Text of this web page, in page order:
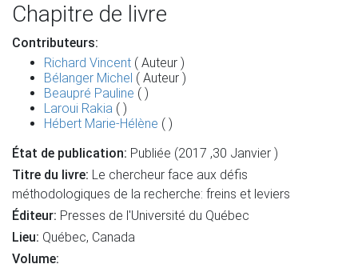
Chapitre de livre
Contributeurs:
Richard Vincent ( Auteur )
Bélanger Michel ( Auteur )
Beaupré Pauline ( )
Laroui Rakia ( )
Hébert Marie-Hélène ( )
État de publication: Publiée (2017 ,30 Janvier )
Titre du livre: Le chercheur face aux défis
méthodologiques de la recherche: freins et leviers
Éditeur: Presses de l'Université du Québec
Lieu: Québec, Canada
Volume: